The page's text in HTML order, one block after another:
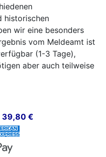
historischen
wir eine besonders
vom Meldeamt ist
(1-3 Tage),
aber auch teilweise
39,80 €